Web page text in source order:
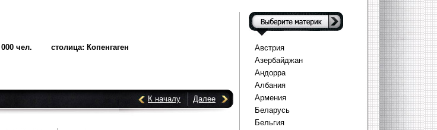
Австрия
Азербайджан
Андорра
Албания
Армения
Беларусь
Бельгия
чел. столица: Копенгаген
К началу Далее